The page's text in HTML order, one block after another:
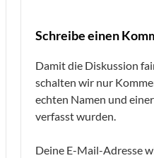
Schreibe einen
Damit die Diskussion
schalten wir nur
echten Namen und
verfasst wurden.
Deine E-Mail-Adresse